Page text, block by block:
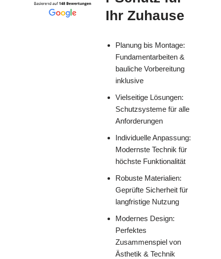
Ihr Zuhause
Planung bis Montage:
Fundamentarbeiten &
bauliche Vorbereitung
inklusive
Vielseitige Lösungen:
Schutzsysteme für alle
Anforderungen
Individuelle Anpassung:
Modernste Technik für
höchste Funktionalität
Robuste Materialien:
Geprüfte Sicherheit für
langfristige Nutzung
Modernes Design:
Perfektes
Zusammenspiel von
Ästhetik & Technik